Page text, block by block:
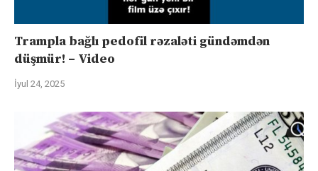
Trampla bağlı pedofil rəzaləti gündəmdən
düşmür! – Video
İyul 24, 2025